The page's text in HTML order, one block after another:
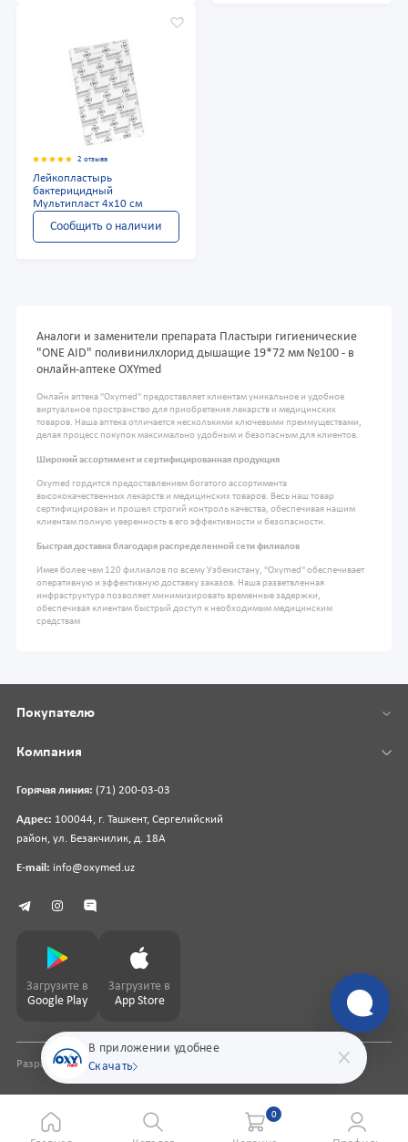
2 отзыва
Лейкопластырь
бактерицидный
Мультипласт 4х10 см
Сообщить о наличии
Аналоги и заменители препарата Пластыри гигиенические
"ONE AID" поливинилхлорид дышащие 19*72 мм №100 - в
онлайн-аптеке OXYmed
Онлайн аптека "Oxymed" предоставляет клиентам уникальное и удобное
виртуальное пространство для приобретения лекарств и медицинских
товаров. Наша аптека отличается несколькими ключевыми преимуществами,
делая процесс покупок максимально удобным и безопасным для клиентов.
Широкий ассортимент и сертифицированная продукция
Oxymed гордится предоставлением богатого ассортимента
высококачественных лекарств и медицинских товаров. Весь наш товар
сертифицирован и прошел строгий контроль качества, обеспечивая нашим
клиентам полную уверенность в его эффективности и безопасности.
Быстрая доставка благодаря распределенной сети филиалов
Имея более чем 120 филиалов по всему Узбекистану, "Oxymed" обеспечивает
оперативную и эффективную доставку заказов. Наша разветвленная
инфраструктура позволяет минимизировать временные задержки,
обеспечивая клиентам быстрый доступ к необходимым медицинским
средствам
В приложении удобнее
Скачать
Горячая линия: (71) 200-03-03
Адрес: 100044, г. Ташкент, Сергелийский
район, ул. Безакчилик, д. 18А
E-mail: info@oxymed.uz
Покупателю
Компания
Загрузите в
Google Play
Загрузите в
App Store
Разработка сайтаpharmit.uz
0